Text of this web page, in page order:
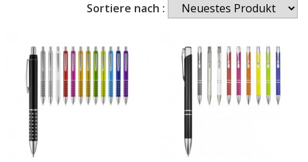
Sortiere nach :